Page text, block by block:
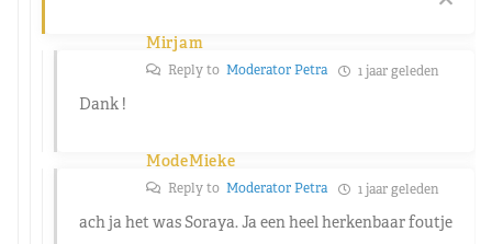
Mirjam
Reply to Moderator Petra 1 jaar geleden
Dank !
ModeMieke
Reply to Moderator Petra 1 jaar geleden
ach ja het was Soraya. Ja een heel herkenbaar foutje